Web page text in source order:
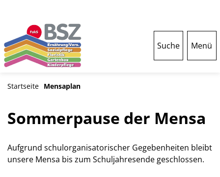
Suche Menü
Startseite Mensaplan
Sommerpause der Mensa
Aufgrund schulorganisatorischer Gegebenheiten bleibt
unsere Mensa bis zum Schuljahresende geschlossen.